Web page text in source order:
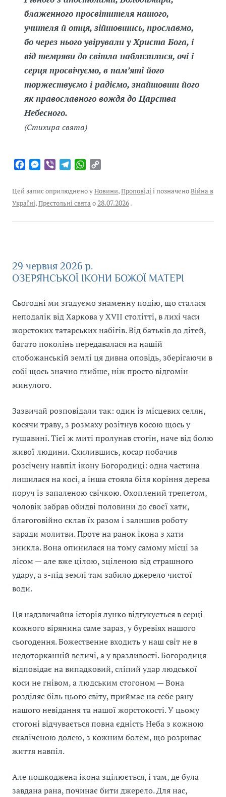
блаженного просвітителя нашого,
учителя й отця, зійшовшись, прославмо,
бо через нього увірували у Христа Бога, і
від темряви до світла наблизилися, очі і
серця просвічуємо, в пам’яті його
торжествуємо і радіємо, знайшовши його
як православного вождя до Царства
Небесного.
(Стихира свята)
e
b
M
e
r
e
g
W
s
y
L
Цей запис оприлюднено уНовини,Проповідіі позначеноВійна в
Україні,Престольні свята о28.07.2026.
29 червня 2026 р.
ОЗЕРЯНСЬКОЇ ІКОНИ БОЖОЇ МАТЕРІ
Сьогодні ми згадуємо знаменну подію, що сталася
неподалік від Харкова у XVII столітті, в лихі часи
жорстоких татарських набігів. Від батьків до дітей,
багато поколінь передавалася на нашій
слобожанській землі ця дивна оповідь, зберігаючи в
собі щось значно глибше, ніж просто відгомін
минулого.
Зазвичай розповідали так: один із місцевих селян,
косячи траву, з розмаху розітнув косою щось у
гущавині. Тієї ж миті пролунав стогін, наче від болю
живої людини. Схилившись, косар побачив
розсічену навпіл ікону Богородиці: одна частина
лишилася на косі, а інша стояла біля коріння дерева
поруч із запаленою свічкою. Охоплений трепетом,
чоловік забрав обидві половини до своєї хати,
благоговійно склав їх разом і залишив роботу
заради молитви. Проте на ранок ікона з хати
зникла. Вона опинилася на тому самому місці за
лісом — але вже цілою, зціленою від страшного
удару, а з-під землі там забило джерело чистої
води.
Ця надзвичайна історія лунко відгукується в серці
кожного вірянина саме зараз, у буревіях нашого
сьогодення. Божественне входить у наш світ не в
недоторканній величі, а у вразливості. Богородиця
відповідає на випадковий, сліпий удар людської
коси не гнівом, а людським стогоном — Вона
розділяє біль цього світу, приймає на себе рану
нашого невідання та нашої жорстокості. У цьому
стогоні відчувається повна єдність Неба з кожною
скаліченою долею, з кожним болем, що розриває
життя навпіл.
Але пошкоджена ікона зцілюється, і там, де була
завдана рана, починає бити джерело. Для нас,